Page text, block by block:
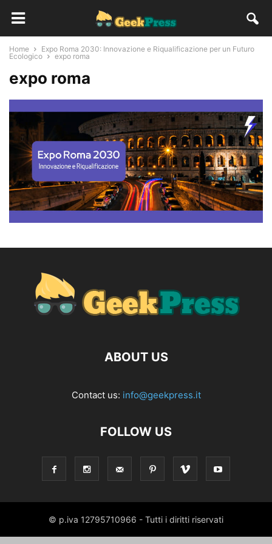
Home
Expo Roma 2030: Innovazione e Riqualificazione per un Futuro
Ecologico
expo roma
expo roma
ABOUT US
Contact us: info@geekpress.it
FOLLOW US
© p.iva 12795710966 - Tutti i diritti riservati